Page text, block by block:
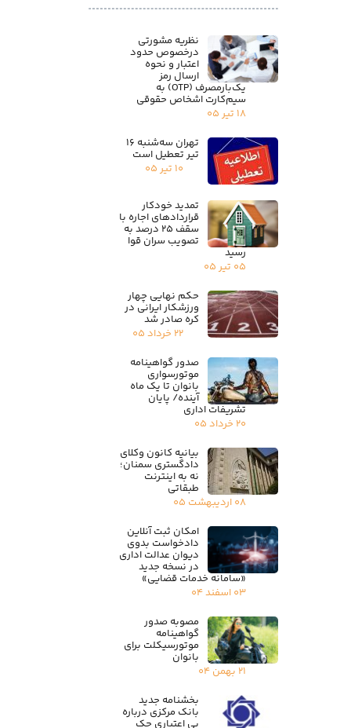
نظریه مشورتی
درخصوص حدود
اعتبار و نحوه
ارسال رمز
یک‌بارمصرف (OTP) به
سیم‌کارت اشخاص حقوقی
۱۸ تیر ۰۵
تهران سه‌شنبه ۱۶
تیر تعطیل است
۱۰ تیر ۰۵
تمدید خودکار
قراردادهای اجاره با
سقف ۲۵ درصد به
تصویب سران قوا
رسید
۰۵ تیر ۰۵
حکم نهایی چهار
ورزشکار ایرانی در
کره صادر شد
۲۲ خرداد ۰۵
صدور گواهینامه
موتورسواری
بانوان تا یک ماه
آینده/ پایان
تشریفات اداری
۲۰ خرداد ۰۵
بیانیه کانون وکلای
دادگستری سمنان؛
نه به اینترنت
طبقاتی
۰۸ اردیبهشت ۰۵
امکان ثبت آنلاین
دادخواست بدوی
دیوان عدالت اداری
در نسخه جدید
«سامانه خدمات قضایی»
۰۳ اسفند ۰۴
مصوبه صدور
گواهینامه
موتورسیکلت برای
بانوان
۲۱ بهمن ۰۴
بخشنامه جدید
بانک مرکزی درباره
بی اعتباری چک